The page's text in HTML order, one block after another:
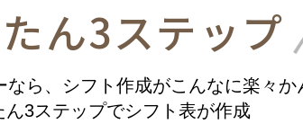
ん3ステップ
なら、シフト作成がこんなに楽々か
ん3ステップでシフト表が作成